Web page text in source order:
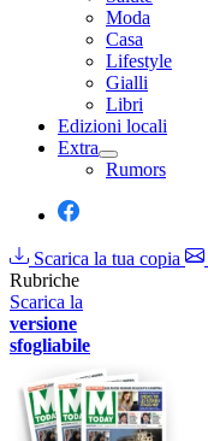
Moda
Casa
Lifestyle
Gialli
Libri
Edizioni locali
Extra
Rumors
Scarica la tua copia
Rubriche
Scarica la
versione
sfogliabile